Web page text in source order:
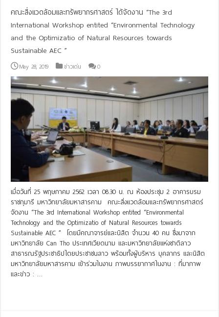
คณะสิ่งแวดล้อมและทรัพยากรศาสตร์ ได้จัดงาน “The 3rd
International Workshop entited “Environmental Technology
and the Optimizatio of Natural Resources towards
Sustainable AEC ”
May 28, 2019 ข่าวเด่น 0
เมื่อวันที่ 25 พฤษภาคม 2562 เวลา 08.30 น. ณ ห้องประชุม 2 อาคารบรม
ราชกุมารี มหาวิทยาลัยมหาสารคาม คณะสิ่งแวดล้อมและทรัพยากรศาสตร์
จัดงาน “The 3rd International Workshop entited “Environmental
Technology and the Optimizatio of Natural Resources towards
Sustainable AEC ” โดยมีคณาจารย์และนิสิต จำนวน 40 คน ซึ่งมาจาก
มหาวิทยาลัย Can Tho ประเทศเวียดนาม และมหาวิทยาลัยแห่งชาติลาว
สาธารณรัฐประชาธิปไตยประชาชนลาว พร้อมทั้งผู้บริหาร บุคลากร และนิสิต
มหาวิทยาลัยมหาสารคาม เข้าร่วมในงาน ภาพบรรยากาศในงาน : ที่มาภาพ
และข่าว : …